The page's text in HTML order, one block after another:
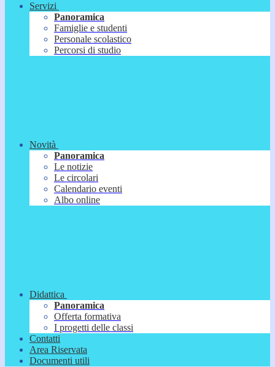
Servizi
Panoramica
Famiglie e studenti
Personale scolastico
Percorsi di studio
Novità
Panoramica
Le notizie
Le circolari
Calendario eventi
Albo online
Didattica
Panoramica
Offerta formativa
I progetti delle classi
Contatti
Area Riservata
Documenti utili